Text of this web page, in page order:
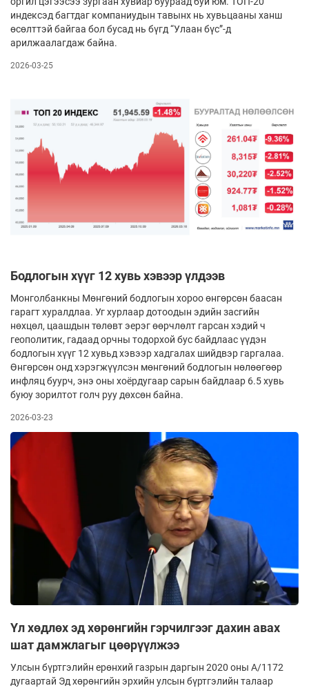
индексэд багтдаг компаниудын тавынх нь хувьцааны ханш
өсөлттэй байгаа бол бусад нь бүгд “Улаан бүс”-д
арилжаалагдаж байна.
2026-03-25
Бодлогын хүүг 12 хувь хэвээр үлдээв
Монголбанкны Мөнгөний бодлогын хороо өнгөрсөн баасан
гарагт хуралдлаа. Уг хурлаар дотоодын эдийн засгийн
нөхцөл, цаашдын төлөвт эерэг өөрчлөлт гарсан хэдий ч
геополитик, гадаад орчны тодорхой бус байдлаас үүдэн
бодлогын хүүг 12 хувьд хэвээр хадгалах шийдвэр гаргалаа.
Өнгөрсөн онд хэрэгжүүлсэн мөнгөний бодлогын нөлөөгөөр
инфляц буурч, энэ оны хоёрдугаар сарын байдлаар 6.5 хувь
буюу зорилтот голч руу дөхсөн байна.
2026-03-23
Үл хөдлөх эд хөрөнгийн гэрчилгээг дахин авах
шат дамжлагыг цөөрүүлжээ
Улсын бүртгэлийн ерөнхий газрын даргын 2020 оны А/1172
дугаартай Эд хөрөнгийн эрхийн улсын бүртгэлийн талаар